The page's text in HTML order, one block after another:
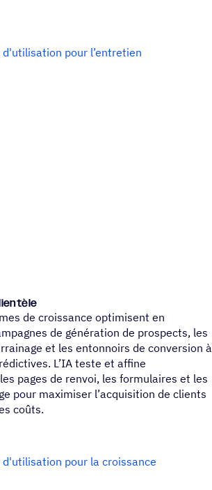
d'utilisation pour l’entretien
de croissance optimisent en
de génération de prospects, les
et les entonnoirs de conversion à
L’IA teste et affine
pages de renvoi, les formulaires et les
pour maximiser l’acquisition de clients
coûts.
d'utilisation pour la croissance